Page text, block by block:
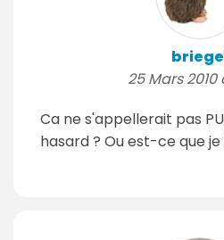
25 Mars 2010
Ca ne s'appellerait pas
hasard ? Ou est-ce que